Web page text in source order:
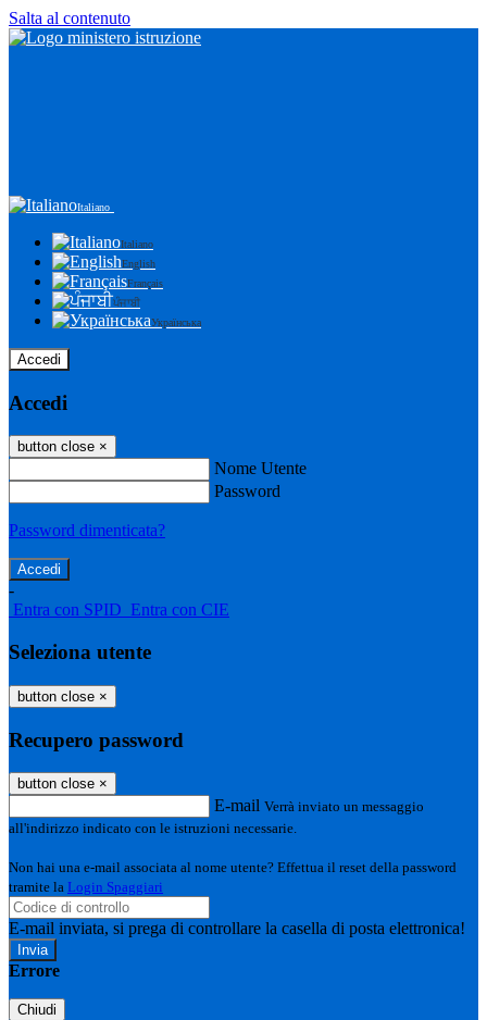
Salta al contenuto
Italiano
Italiano
English
Français
ਪੰਜਾਬੀ
Українська
Accedi
Accedi
button close ×
Nome Utente
Password
Password dimenticata?
-
Entra con SPID Entra con CIE
Seleziona utente
button close ×
Recupero password
button close ×
E-mail Verrà inviato un messaggio
all'indirizzo indicato con le istruzioni necessarie.
Non hai una e-mail associata al nome utente? Effettua il reset della password
tramite la Login Spaggiari
E-mail inviata, si prega di controllare la casella di posta elettronica!
Errore
Chiudi